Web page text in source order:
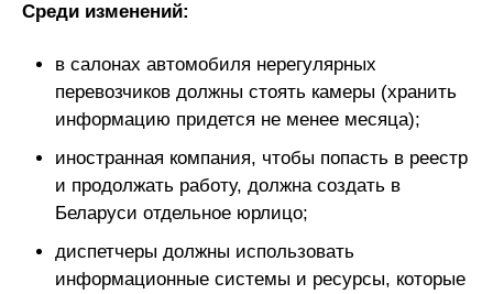
Среди изменений:
в салонах автомобиля нерегулярных
перевозчиков должны стоять камеры (хранить
информацию придется не менее месяца);
иностранная компания, чтобы попасть в реестр
и продолжать работу, должна создать в
Беларуси отдельное юрлицо;
диспетчеры должны использовать
информационные системы и ресурсы, которые